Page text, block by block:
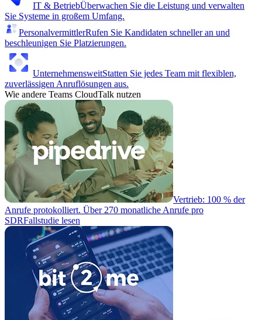
IT & BetriebÜberwachen Sie die Leistung und verwalten
Sie Systeme in großem Umfang.
PersonalvermittlerRufen Sie Kandidaten schneller an und
beschleunigen Sie Platzierungen.
UnternehmensweitStatten Sie jedes Team mit flexiblen,
zuverlässigen Anruflösungen aus.
Wie andere Teams CloudTalk nutzen
Vertrieb: 100 % der
Anrufe protokolliert. Über 270 monatliche Anrufe pro
SDRFallstudie lesen